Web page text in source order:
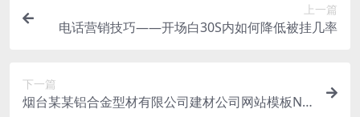
上一篇
电话营销技巧——开场白30S内如何降低被挂几率
下一篇
烟台某某铝合金型材有限公司建材公司网站模板N